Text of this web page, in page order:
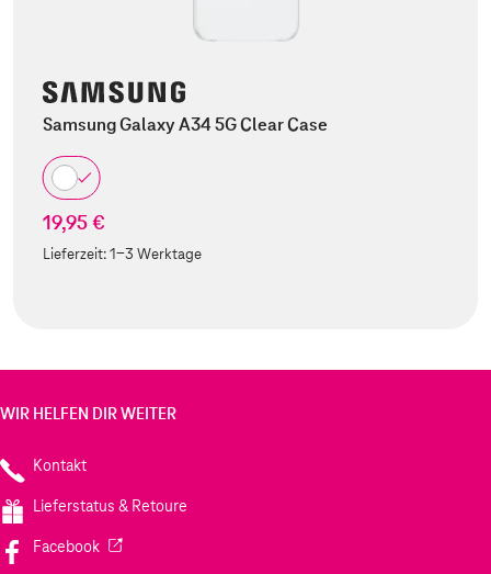
Samsung Galaxy A34 5G Clear Case
19,95 €
Lieferzeit:1-3 Werktage
WIR HELFEN DIR WEITER
Kontakt
Lieferstatus & Retoure
Facebook(Wird in einem neuen Tab geöffnet)